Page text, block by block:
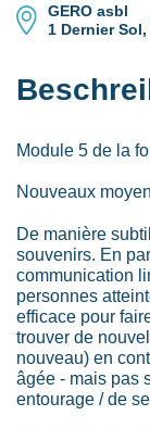
GERO asbl
1 Dernier
Module 5 de la
Nouveaux
De manière
souvenirs. En
communication
personnes
efficace pour
trouver de
nouveau) en
âgée - mais pas
entourage / de